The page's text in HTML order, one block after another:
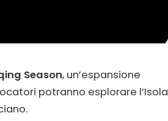
Season, un’espansione
potranno esplorare l’Isola